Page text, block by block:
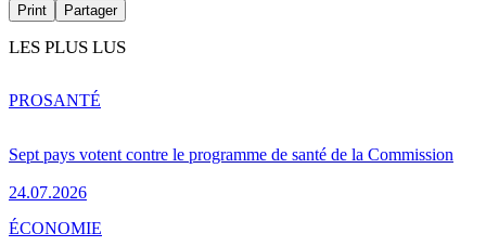
Print Partager
LES PLUS LUS
Sept pays votent contre le programme de santé de la Commission
24.07.2026
PROSANTÉ
ÉCONOMIE